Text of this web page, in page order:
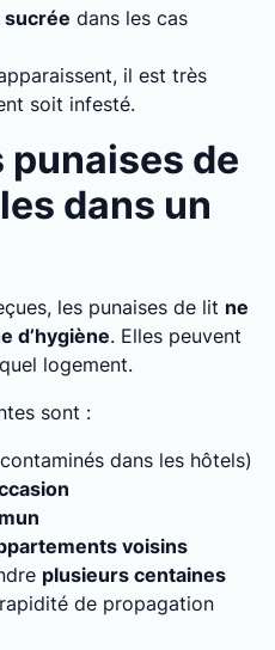
dans les cas
il est très
soit infesté.
punaises de
dans un
les punaises de lit ne
d’hygiène. Elles peuvent
logement.
sont :
dans les hôtels)
voisins
plusieurs centaines
de propagation